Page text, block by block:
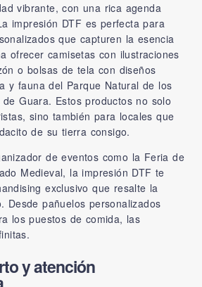
vibrante, con una rica agenda
impresión DTF es perfecta para
que capturen la esencia
ofrecer camisetas con ilustraciones
o bolsas de tela con diseños
y fauna del Parque Natural de los
Guara. Estos productos no solo
sino también para locales que
de su tierra consigo.
de eventos como la Feria de
Medieval, la impresión DTF te
exclusivo que resalte la
Desde pañuelos personalizados
los puestos de comida, las
y atención